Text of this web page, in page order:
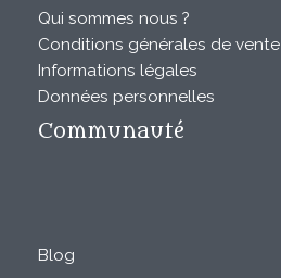
Qui sommes nous ?
Conditions générales de vente
Informations légales
Données personnelles
Communauté
Blog